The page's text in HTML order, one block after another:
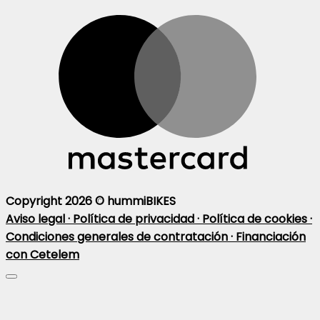
Copyright 2026 © hummiBIKES
Aviso legal · Política de privacidad · Política de cookies ·
Condiciones generales de contratación · Financiación
con Cetelem